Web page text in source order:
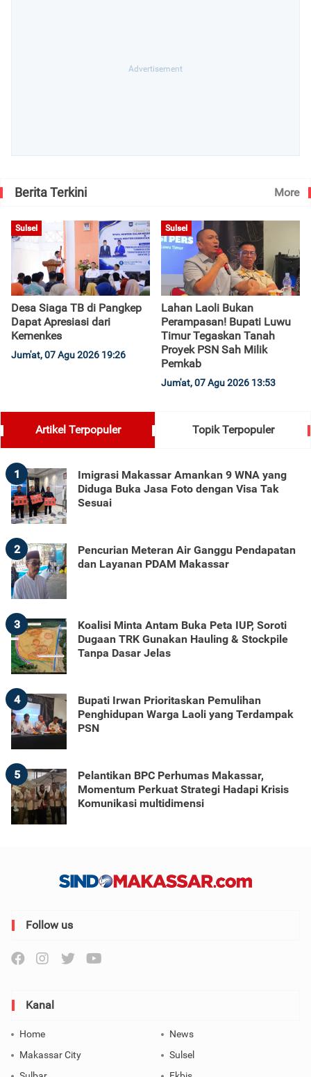
Berita Terkini More
Sulsel
Desa Siaga TB di Pangkep
Dapat Apresiasi dari
Kemenkes
Jum'at, 07 Agu 2026 19:26
Sulsel
Lahan Laoli Bukan
Perampasan! Bupati Luwu
Timur Tegaskan Tanah
Proyek PSN Sah Milik
Pemkab
Jum'at, 07 Agu 2026 13:53
Artikel Terpopuler Topik Terpopuler
1
Imigrasi Makassar Amankan 9 WNA yang
Diduga Buka Jasa Foto dengan Visa Tak
Sesuai
2
Pencurian Meteran Air Ganggu Pendapatan
dan Layanan PDAM Makassar
3
Koalisi Minta Antam Buka Peta IUP, Soroti
Dugaan TRK Gunakan Hauling & Stockpile
Tanpa Dasar Jelas
4
Bupati Irwan Prioritaskan Pemulihan
Penghidupan Warga Laoli yang Terdampak
PSN
5
Pelantikan BPC Perhumas Makassar,
Momentum Perkuat Strategi Hadapi Krisis
Komunikasi multidimensi
Follow us
Kanal
Home
News
Makassar City
Sulsel